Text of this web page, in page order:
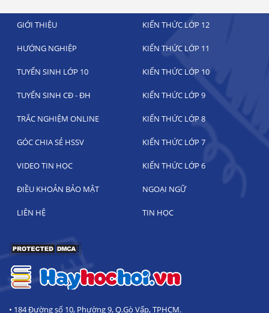
GIỚI THIỆU KIẾN THỨC LỚP 12
HƯỚNG NGHIỆP KIẾN THỨC LỚP 11
TUYỂN SINH LỚP 10 KIẾN THỨC LỚP 10
TUYỂN SINH CĐ - ĐH KIẾN THỨC LỚP 9
TRẮC NGHIỆM ONLINE KIẾN THỨC LỚP 8
GÓC CHIA SẺ HSSV KIẾN THỨC LỚP 7
VIDEO TIN HỌC KIẾN THỨC LỚP 6
ĐIỀU KHOẢN BẢO MẬT NGOẠI NGỮ
LIÊN HỆ TIN HỌC
• 184 Đường số 10, Phường 9, Q.Gò Vấp, TPHCM.